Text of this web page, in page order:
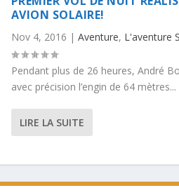
AVION SOLAIRE!
Nov 4, 2016 | Aventure, L'aventure
Pendant plus de 26 heures, André
avec précision l’engin de 64 mètres...
LIRE LA SUITE